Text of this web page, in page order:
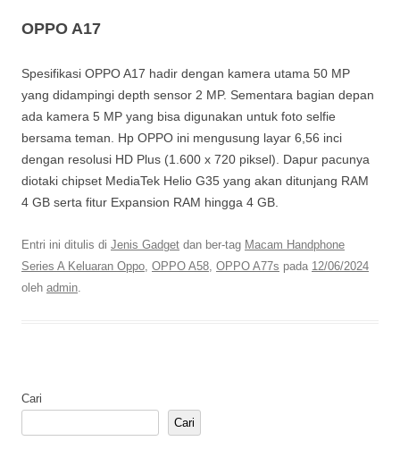
OPPO A17
Spesifikasi OPPO A17 hadir dengan kamera utama 50 MP
yang didampingi depth sensor 2 MP. Sementara bagian depan
ada kamera 5 MP yang bisa digunakan untuk foto selfie
bersama teman. Hp OPPO ini mengusung layar 6,56 inci
dengan resolusi HD Plus (1.600 x 720 piksel). Dapur pacunya
diotaki chipset MediaTek Helio G35 yang akan ditunjang RAM
4 GB serta fitur Expansion RAM hingga 4 GB.
Entri ini ditulis di Jenis Gadget dan ber-tag Macam Handphone
Series A Keluaran Oppo, OPPO A58, OPPO A77s pada 12/06/2024
oleh admin.
Cari
Cari